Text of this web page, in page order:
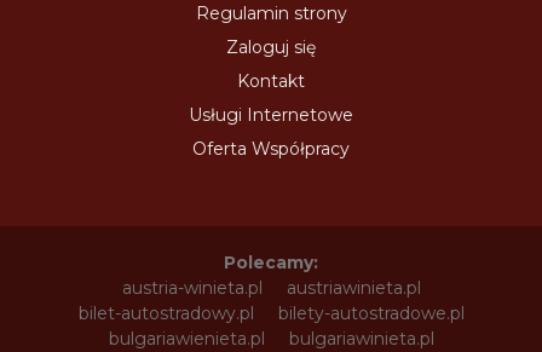
Regulamin strony
Zaloguj się
Kontakt
Usługi Internetowe
Oferta Współpracy
Polecamy:
austria-winieta.pl
austriawinieta.pl
bilet-autostradowy.pl
bilety-autostradowe.pl
bulgariawienieta.pl
bulgariawinieta.pl